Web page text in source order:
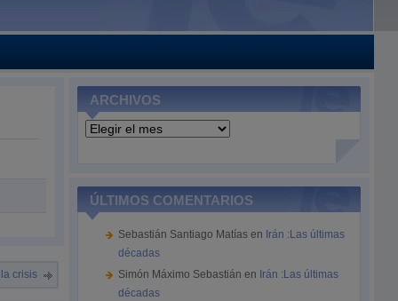
crisis
ARCHIVOS
Archivos
ÚLTIMOS COMENTARIOS
Sebastián Santiago Matías en Irán :Las últimas
décadas
Simón Máximo Sebastián en Irán :Las últimas
décadas